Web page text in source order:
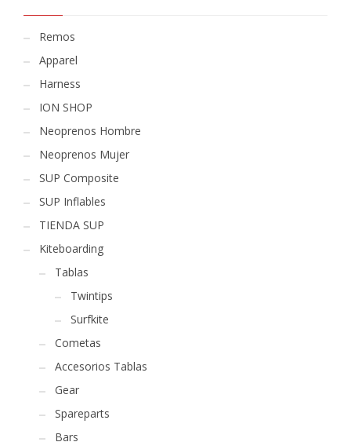
Remos
Apparel
Harness
ION SHOP
Neoprenos Hombre
Neoprenos Mujer
SUP Composite
SUP Inflables
TIENDA SUP
Kiteboarding
Tablas
Twintips
Surfkite
Cometas
Accesorios Tablas
Gear
Spareparts
Bars